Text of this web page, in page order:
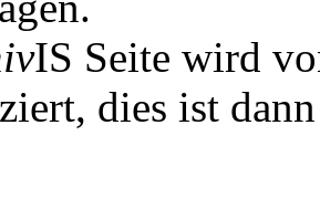
IS Seite wird
dies ist